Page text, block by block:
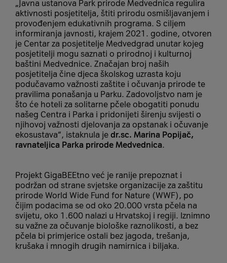
„Javna ustanova Park prirode Medvednica regulira
aktivnosti posjetitelja, štiti prirodu osmišljavanjem i
provođenjem edukativnih programa. S ciljem
informiranja javnosti, krajem 2021. godine, otvoren
je Centar za posjetitelje Medvedgrad unutar kojeg
posjetitelji mogu saznati o prirodnoj i kulturnoj
baštini Medvednice. Značajan broj naših
posjetitelja čine djeca školskog uzrasta koju
podučavamo važnosti zaštite i očuvanja prirode te
pravilima ponašanja u Parku. Zadovoljstvo nam je
što će hoteli za solitarne pčele obogatiti ponudu
našeg Centra i Parka i pridonijeti širenju svijesti o
njihovoj važnosti djelovanja za opstanak i očuvanje
ekosustava“, istaknula je dr.sc. Marina Popijač,
ravnateljica Parka prirode Medvednica.
Projekt GigaBEEtno već je ranije prepoznat i
podržan od strane svjetske organizacije za zaštitu
prirode World Wide Fund for Nature (WWF), po
čijim podacima se od oko 20.000 vrsta pčela na
svijetu, oko 1.600 nalazi u Hrvatskoj i regiji. Iznimno
su važne za očuvanje biološke raznolikosti, a bez
pčela bi primjerice ostali bez jagoda, trešanja,
krušaka i mnogih drugih namirnica i biljaka.